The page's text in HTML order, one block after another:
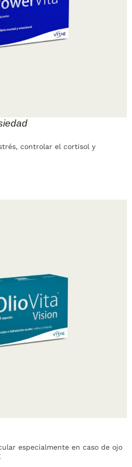
controlar el cortisol y
especialmente en caso de ojo